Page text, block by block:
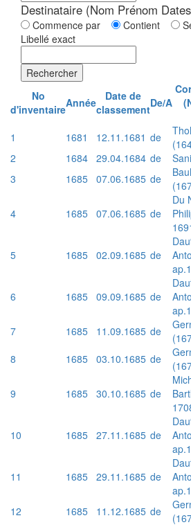
Destinataire (Nom Prénom
Commence par Contient
Libellé exact
Rechercher
No
d'inventaireAnnée
Date de
classementDe/A
1
1681 12.11.1681 de
2
1684 29.04.1684 de
3
1685 07.06.1685 de
4 1685 07.06.1685 de
Du
5 1685 02.09.1685 de
6 1685 09.09.1685 de
7 1685 11.09.1685 de
8
1685 03.10.1685 de
9 1685 30.10.1685 de
10 1685 27.11.1685 de
11 1685 29.11.1685 de
12 1685 11.12.1685 de